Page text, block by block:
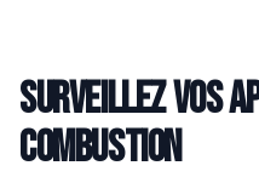
Surveillez vos
combustion